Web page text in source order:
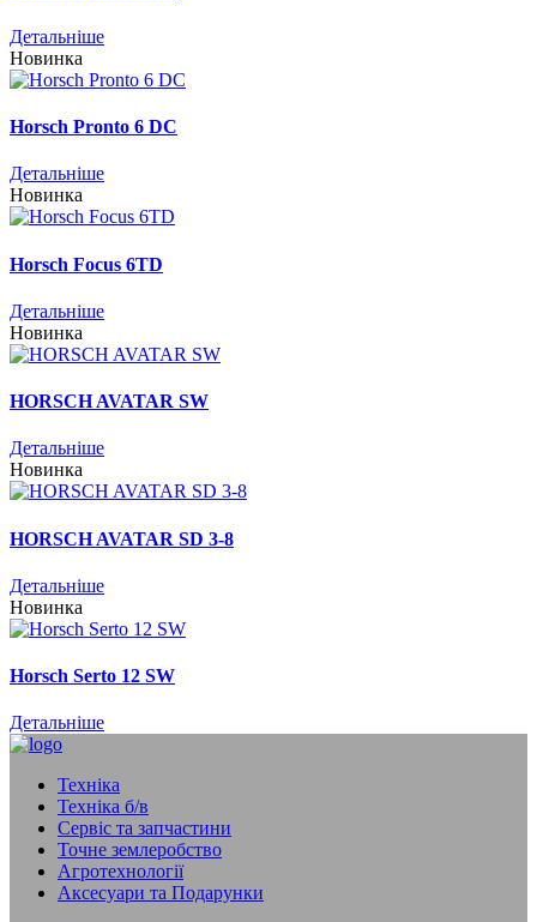
Детальніше
Новинка
Horsch Pronto 6 DC
Детальніше
Новинка
Horsch Focus 6TD
Детальніше
Новинка
HORSCH AVATAR SW
Детальніше
Новинка
HORSCH AVATAR SD 3-8
Детальніше
Новинка
Horsch Serto 12 SW
Детальніше
Техніка
Техніка б/в
Сервіс та запчастини
Точне землеробство
Агротехнології
Аксесуари та Подарунки